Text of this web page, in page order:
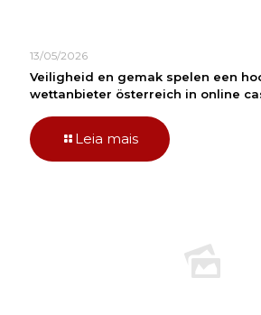
13/05/2026
Veiligheid en gemak spelen een
wettanbieter österreich in online
Leia mais